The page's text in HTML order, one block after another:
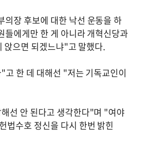
의장 후보에 대한 낙선 운동을 하
에게만 한 게 아니라 개혁신당과
앉으면 되겠느냐"고 말했다.
고 한 데 대해선 "저는 기독교인이
선 안 된다고 생각한다"며 "여야
법수호 정신을 다시 한번 밝힌